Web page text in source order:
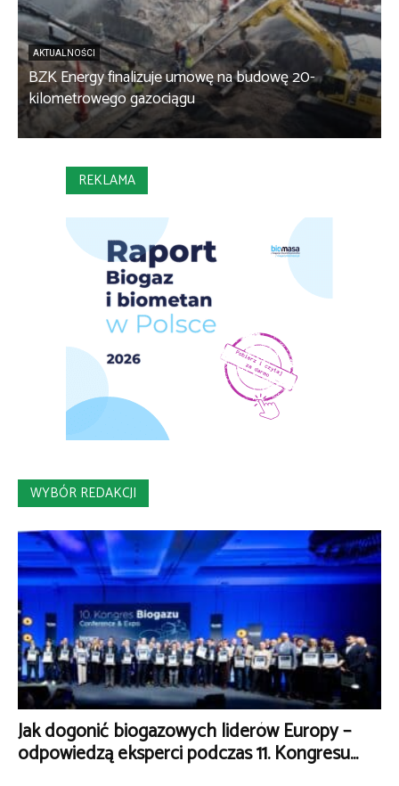
AKTUALNOŚCI
BZK Energy finalizuje umowę na budowę 20-
kilometrowego gazociągu
REKLAMA
WYBÓR REDAKCJI
Jak dogonić biogazowych liderów Europy –
odpowiedzą eksperci podczas 11. Kongresu...